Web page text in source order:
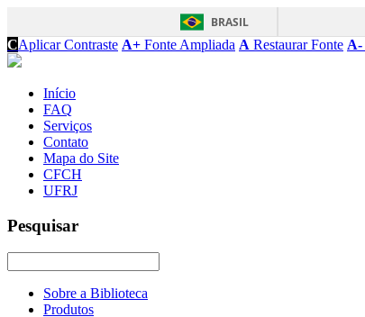
BRASIL
CAplicar Contraste A+ Fonte Ampliada A Restaurar Fonte A-
Início
FAQ
Serviços
Contato
Mapa do Site
CFCH
UFRJ
Pesquisar
Sobre a Biblioteca
Produtos